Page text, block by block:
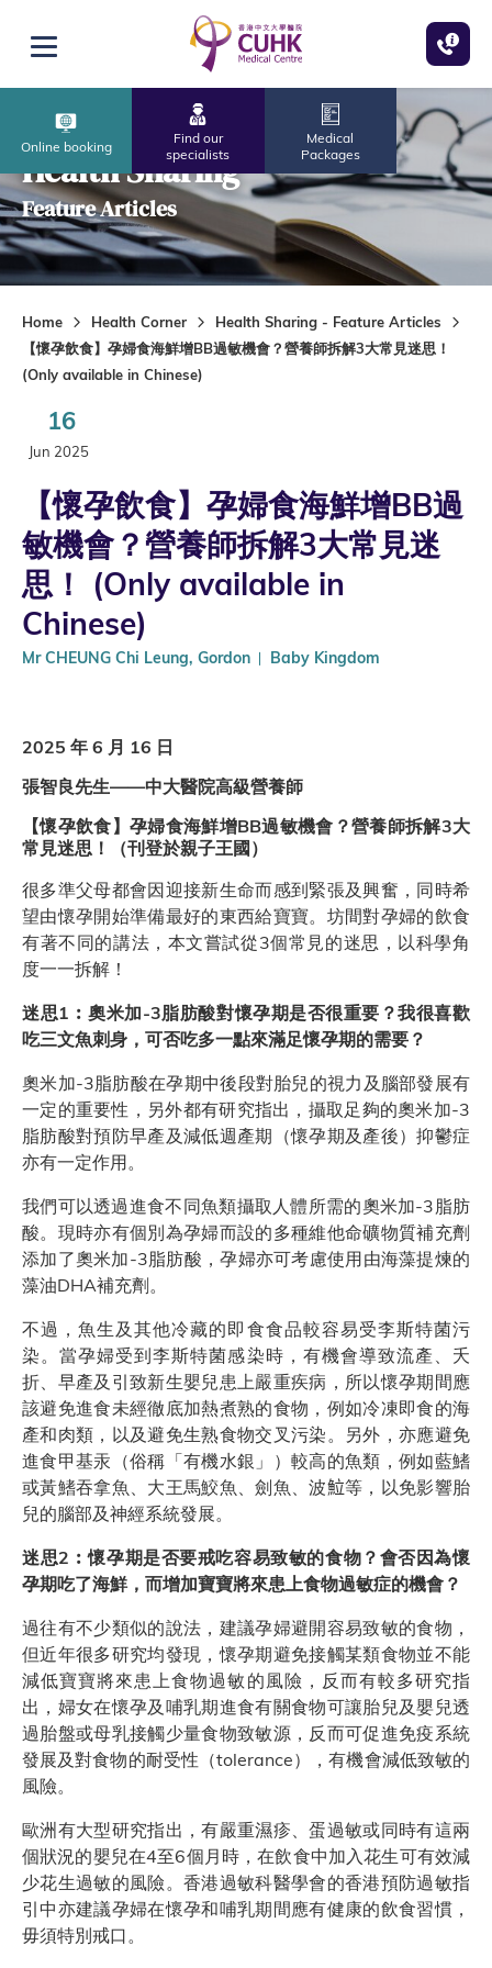
Open menu
Online booking
Find our
specialists
Medical
Packages
Health Sharing
Feature Articles
Home Health Corner
Health Sharing - Feature Articles
【懷孕飲食】孕婦食海鮮增BB過敏機會？營養師拆解3大常見迷思！
(Only available in Chinese)
16
Jun 2025
【懷孕飲食】孕婦食海鮮增BB過
敏機會？營養師拆解3大常見迷
思！ (Only available in
Chinese)
Mr CHEUNG Chi Leung, Gordon Baby Kingdom
2025 年 6 月 16 日
張智良先生——中大醫院高級營養師
【懷孕飲食】孕婦食海鮮增BB過敏機會？營養師拆解3大
常見迷思！（刊登於親子王國）
很多準父母都會因迎接新生命而感到緊張及興奮，同時希
望由懷孕開始準備最好的東西給寶寶。坊間對孕婦的飲食
有著不同的講法，本文嘗試從3個常見的迷思，以科學角
度一一拆解！
迷思1︰奧米加-3脂肪酸對懷孕期是否很重要？我很喜歡
吃三文魚刺身，可否吃多一點來滿足懷孕期的需要？
奧米加-3脂肪酸在孕期中後段對胎兒的視力及腦部發展有
一定的重要性，另外都有研究指出，攝取足夠的奧米加-3
脂肪酸對預防早產及減低週產期（懷孕期及產後）抑鬱症
亦有一定作用。
我們可以透過進食不同魚類攝取人體所需的奧米加-3脂肪
酸。現時亦有個別為孕婦而設的多種維他命礦物質補充劑
添加了奧米加-3脂肪酸，孕婦亦可考慮使用由海藻提煉的
藻油DHA補充劑。
不過，魚生及其他冷藏的即食食品較容易受李斯特菌污
染。當孕婦受到李斯特菌感染時，有機會導致流產、夭
折、早產及引致新生嬰兒患上嚴重疾病，所以懷孕期間應
該避免進食未經徹底加熱煮熟的食物，例如冷凍即食的海
產和肉類，以及避免生熟食物交叉污染。另外，亦應避免
進食甲基汞（俗稱「有機水銀」）較高的魚類，例如藍鰭
或黃鰭吞拿魚、大王馬鮫魚、劍魚、波𩶘等，以免影響胎
兒的腦部及神經系統發展。
迷思2︰懷孕期是否要戒吃容易致敏的食物？會否因為懷
孕期吃了海鮮，而增加寶寶將來患上食物過敏症的機會？
過往有不少類似的說法，建議孕婦避開容易致敏的食物，
但近年很多研究均發現，懷孕期避免接觸某類食物並不能
減低寶寶將來患上食物過敏的風險，反而有較多研究指
出，婦女在懷孕及哺乳期進食有關食物可讓胎兒及嬰兒透
過胎盤或母乳接觸少量食物致敏源，反而可促進免疫系統
發展及對食物的耐受性（tolerance），有機會減低致敏的
風險。
歐洲有大型研究指出，有嚴重濕疹、蛋過敏或同時有這兩
個狀況的嬰兒在4至6個月時，在飲食中加入花生可有效減
少花生過敏的風險。香港過敏科醫學會的香港預防過敏指
引中亦建議孕婦在懷孕和哺乳期間應有健康的飲食習慣，
毋須特別戒口。